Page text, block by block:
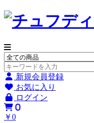
新規会員登録
お気に入り
ログイン
0
￥0